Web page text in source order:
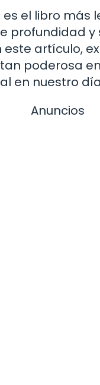
el libro más
profundidad
artículo,
poderosa
en nuestro
Anuncios